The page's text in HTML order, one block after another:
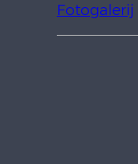
Fotogalerij